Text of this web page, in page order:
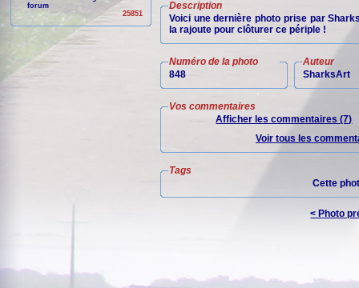
forum
25851
Description
Voici une dernière photo prise par
la rajoute pour clôturer ce périple !
Numéro de la photo
848
Auteur
SharksArt
Vos commentaires
Afficher les commentaires (7)
Voir tous les
Tags
Cette
< Photo